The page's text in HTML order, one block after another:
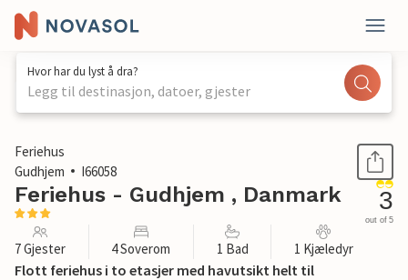
Hvor har du lyst å dra?
Legg til destinasjon, datoer, gjester
1 / 25
Feriehus
Gudhjem
I66058
Feriehus - Gudhjem , Danmark 3
out of 5
7 Gjester 4 Soverom 1 Bad 1 Kjæledyr
Flott feriehus i to etasjer med havutsikt helt til